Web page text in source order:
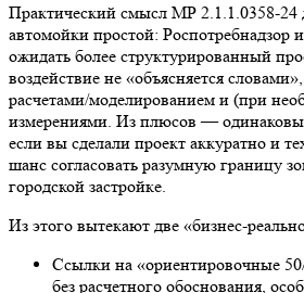
Практический смысл МР 2.1.1.0358‑24
автомойки простой: Роспотребнадзор
ожидать более структурированный
воздействие не «объясняется
расчетами/моделированием и (при
измерениями. Из плюсов —
если вы сделали проект аккуратно и
шанс согласовать разумную границу
городской застройке.
Из этого вытекают две
Ссылки на «ориентировочные
без расчетного обоснования,